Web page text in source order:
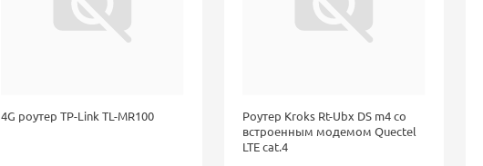
4G роутер TP-Link TL-MR100
Роутер Kroks Rt-Ubx DS m4 со
встроенным модемом Quectel
LTE cat.4